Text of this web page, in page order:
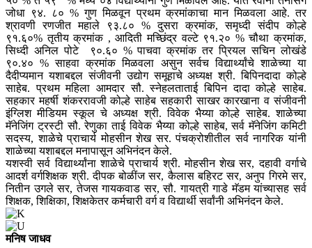
जोधा ९४. ८० % गुण मिळवून प्रथम क्रमांकाचा मान मिळवला आहे. तर
श्रावणी रणजीत महाले ९३.८० % दुसरा क्रमांक, समृध्दी संदीप कोल्हे
९१.६०% तृतीय क्रमांक , आदिती मच्छिंद्र वल्टे ९१.२० % चौथा क्रमांक,
सिध्दी अनिल पोटे ९०.६० % पाचवा क्रमांक तर प्रियल सचिन लोखंडे
९०.४० % साहवा क्रमांक मिळवला असुन सर्वच विद्यार्थ्यांचे शाळेच्या या
दैदीप्यमान यशाबद्दल संजीवनी उद्योग समूहाचे अध्यक्ष श्री. बिपिनदादा कोल्हे
साहेब. प्रथम महिला आमदार सौ. स्नेहलताताई बिपिन दादा कोल्हे साहेब.
सहकार महर्षी शंकररावजी कोल्हे साहेब सहकारी साखर कारखाना व संजीवनी
इंग्लिश मीडियम स्कूल चे अध्यक्ष श्री. विवेक भैय्या कोल्हे साहेब. शाळेच्या
मॅनेजिंग ट्रस्टी सौ. रेणुका ताई विवेक भैय्या कोल्हे साहेब, सर्व मॅनेजिंग कमिटी
सदस्य, शाळेचे प्राचार्य मोहसीन शेख सर. पंचक्रोशीतील सर्व नागरिक यांनी
शाळेच्या यशाबद्दल मनापासून अभिनंदन केले.
यशस्वी सर्व विद्यार्थ्यांना शाळेचे प्राचार्य श्री. मोहसीन शेख सर, दहावी वर्गाचे
आदर्श वर्गशिक्षक श्री. दीपक बोळींज सर, कैलास बहिरट सर, अनुप गिरमे सर,
नितीन उगले सर, तेजस गायकवाड सर, सौ. गायत्री गाडे मॅडम यांच्यासह सर्व
शिक्षक, शिक्षिका, शिक्षकेतर कर्मचारी वर्ग व विद्यार्थी सर्वांनी अभिनंदन केले.
मनिष जाधव